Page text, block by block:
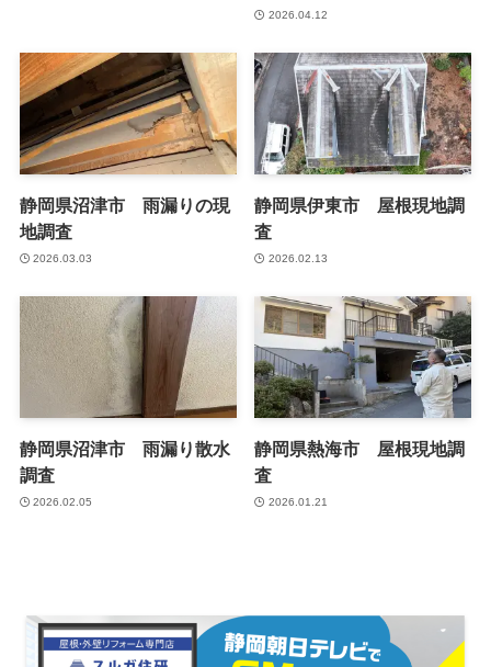
2026.04.12
静岡県沼津市 雨漏りの現
地調査
2026.03.03
静岡県伊東市 屋根現地調
査
2026.02.13
静岡県沼津市 雨漏り散水
調査
2026.02.05
静岡県熱海市 屋根現地調
査
2026.01.21